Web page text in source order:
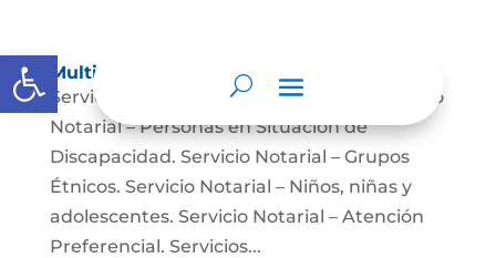
Abrir barra de herramientas
Multimedia
Servicio Notarial – Fuerzas Militares. Servicio
Notarial – Personas en Situación de
Discapacidad. Servicio Notarial – Grupos
Étnicos. Servicio Notarial – Niños, niñas y
adolescentes. Servicio Notarial – Atención
Preferencial. Servicios...